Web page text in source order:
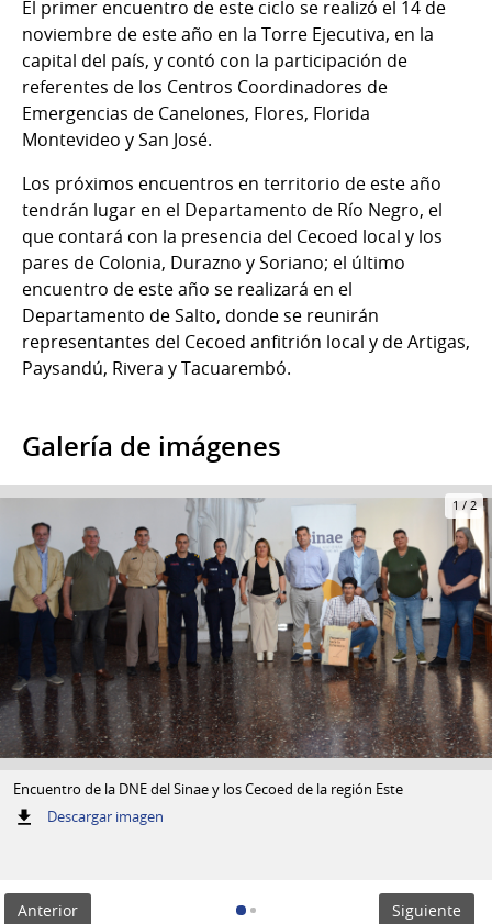
El primer encuentro de este ciclo se realizó el 14 de
noviembre de este año en la Torre Ejecutiva, en la
capital del país, y contó con la participación de
referentes de los Centros Coordinadores de
Emergencias de Canelones, Flores, Florida
Montevideo y San José.
Los próximos encuentros en territorio de este año
tendrán lugar en el Departamento de Río Negro, el
que contará con la presencia del Cecoed local y los
pares de Colonia, Durazno y Soriano; el último
encuentro de este año se realizará en el
Departamento de Salto, donde se reunirán
representantes del Cecoed anfitrión local y de Artigas,
Paysandú, Rivera y Tacuarembó.
Galería de imágenes
1 / 2
Encuentro de la DNE del Sinae y los Cecoed de la región Este
Descargar imagen:
Anterior Siguiente